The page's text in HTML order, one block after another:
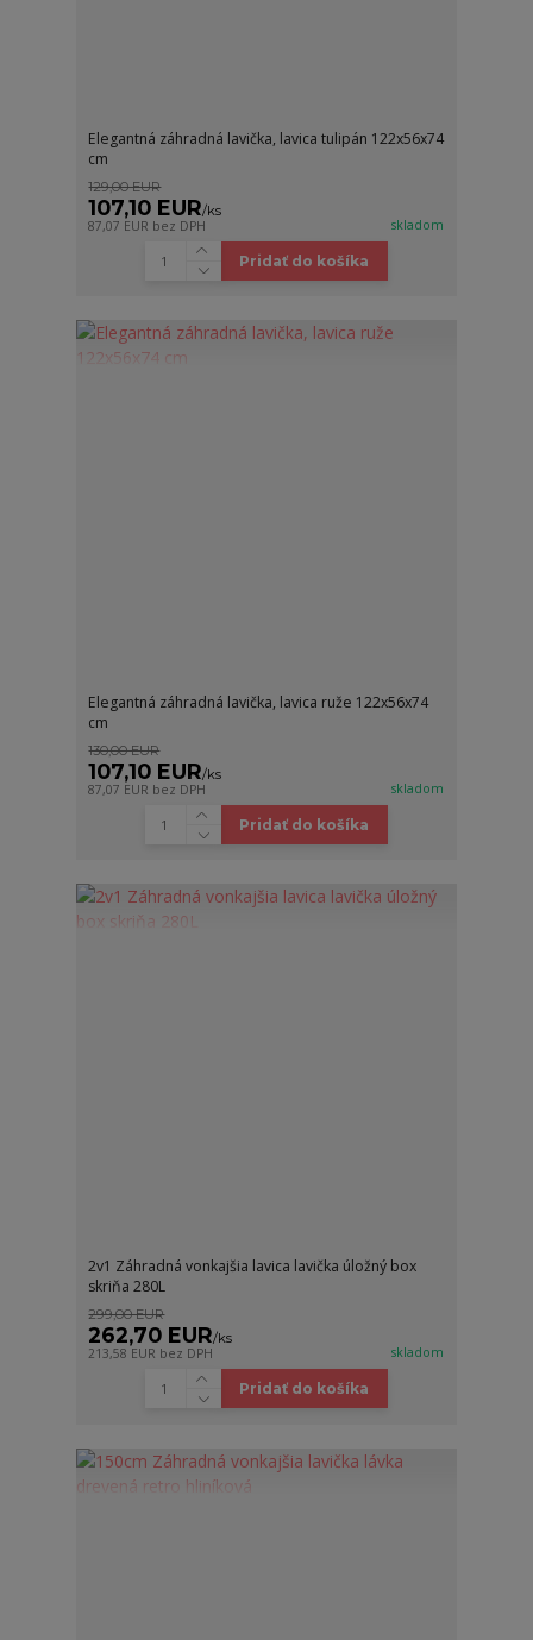
Elegantná záhradná lavička, lavica tulipán 122x56x74
cm
129,00 EUR
107,10 EUR/ks
87,07 EUR bez DPH skladom
Pridať do košíka
Elegantná záhradná lavička, lavica ruže 122x56x74
cm
130,00 EUR
107,10 EUR/ks
87,07 EUR bez DPH skladom
Pridať do košíka
2v1 Záhradná vonkajšia lavica lavička úložný box
skriňa 280L
299,00 EUR
262,70 EUR/ks
213,58 EUR bez DPH skladom
Pridať do košíka